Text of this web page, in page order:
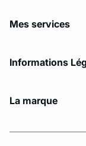
Mes services
Informations
La marque